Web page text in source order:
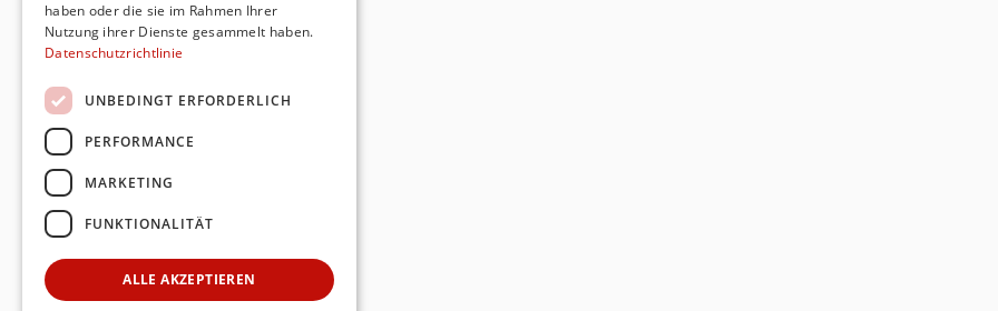
haben oder die sie im Rahmen Ihrer
Nutzung ihrer Dienste gesammelt haben.
Datenschutzrichtlinie
UNBEDINGT ERFORDERLICH
PERFORMANCE
MARKETING
FUNKTIONALITÄT
ALLE AKZEPTIEREN